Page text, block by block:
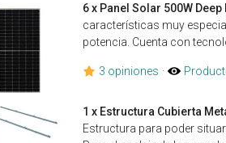
6 x Panel Solar 500W
características muy
potencia. Cuenta con
3 opiniones ·
1 x Estructura Cubierta
Estructura para poder